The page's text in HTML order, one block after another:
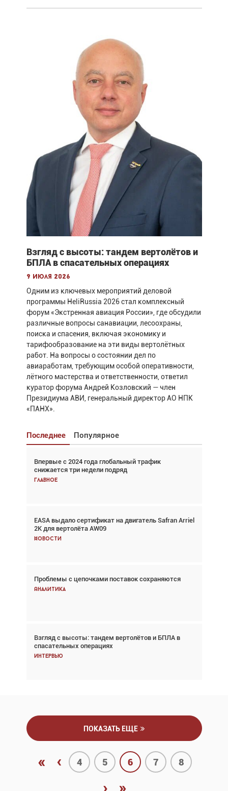
Взгляд с высоты: тандем вертолётов и
БПЛА в спасательных операциях
9 июля 2026
Одним из ключевых мероприятий деловой
программы HeliRussia 2026 стал комплексный
форум «Экстренная авиация России», где обсудили
различные вопросы санавиации, лесоохраны,
поиска и спасения, включая экономику и
тарифообразование на эти виды вертолётных
работ. На вопросы о состоянии дел по
авиаработам, требующим особой оперативности,
лётного мастерства и ответственности, ответил
куратор форума Андрей Козловский — член
Президиума АВИ, генеральный директор АО НПК
«ПАНХ».
Последнее Популярное
Впервые с 2024 года глобальный трафик
снижается три недели подряд
Главное
EASA выдало сертификат на двигатель Safran Arriel
2K для вертолёта AW09
Новости
Проблемы с цепочками поставок сохраняются
Аналитика
Взгляд с высоты: тандем вертолётов и БПЛА в
спасательных операциях
Интервью
Взгляд с высоты: тандем вертолётов и БПЛА в
спасательных операциях
Главное
Авиационный фотограф Дэйв Кох: «Фотография
говорит сама за себя... а ИИ всё портит»
Новости
Впервые с 2024 года глобальный трафик
снижается три недели подряд
Частный самолёт – это актив. Подходите к
покупке соответствующим образом
Интервью
ПОКАЗАТЬ ЕЩЕ
« ‹ 4 5 6 7 8